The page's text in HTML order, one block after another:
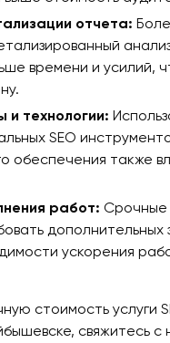
отчета:
времени и усилий,
и технологии:
SEO
обеспечения также
работ: Срочные
дополнительных
ускорения
стоимость услуги
свяжитесь с